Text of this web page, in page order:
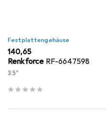
Festplattengehäuse
EUR
140,65
Renkforce RF-6647598
3.5"